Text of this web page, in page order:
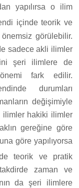
yapılırsa o ilim
içinde teorik ve
önemsiz görülebilir.
sadece akli ilimler
şeri ilimlere de
önemi fark edilir.
durumları
değişimiyle
ilimler hakiki ilimler
gereğine göre
göre yapılıyorsa
teorik ve pratik
takdirde zaman ve
da şeri ilimlere